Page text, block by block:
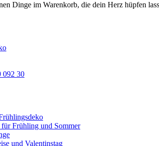
Dinge im Warenkorb, die dein Herz hüpfen
092 30
für Frühling und Sommer
und Valentinstag